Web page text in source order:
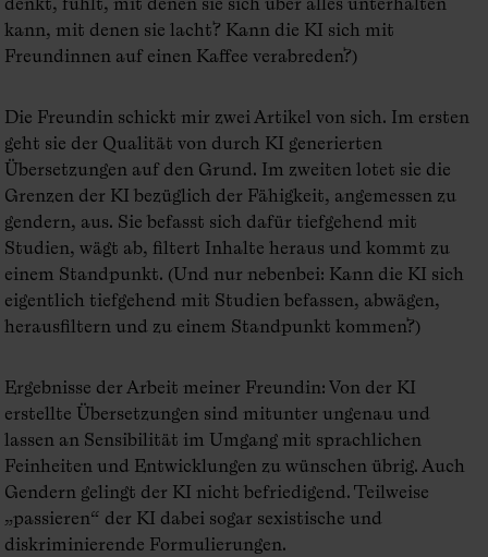
kann, mit denen sie lacht? Kann die KI sich mit
Freundinnen auf einen Kaffee verabreden?)
Die Freundin schickt mir zwei Artikel von sich. Im ersten
geht sie der Qualität von durch KI generierten
Übersetzungen auf den Grund. Im zweiten lotet sie die
Grenzen der KI bezüglich der Fähigkeit, angemessen zu
gendern, aus. Sie befasst sich dafür tiefgehend mit
Studien, wägt ab, filtert Inhalte heraus und kommt zu
einem Standpunkt. (Und nur nebenbei: Kann die KI sich
eigentlich tiefgehend mit Studien befassen, abwägen,
herausfiltern und zu einem Standpunkt kommen?)
Ergebnisse der Arbeit meiner Freundin: Von der KI
erstellte Übersetzungen sind mitunter ungenau und
lassen an Sensibilität im Umgang mit sprachlichen
Feinheiten und Entwicklungen zu wünschen übrig. Auch
Gendern gelingt der KI nicht befriedigend. Teilweise
„passieren“ der KI dabei sogar sexistische und
diskriminierende Formulierungen.